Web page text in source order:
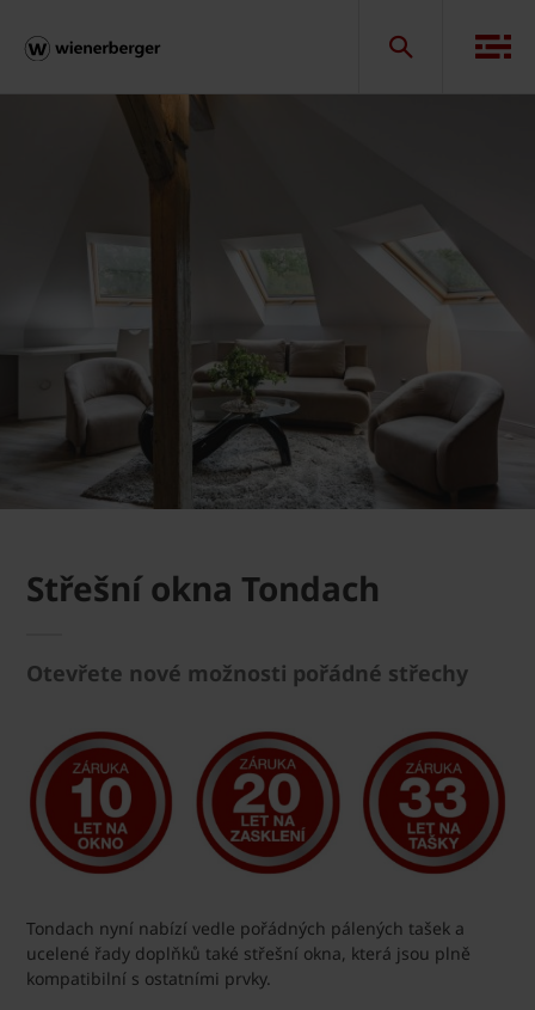
Střešní okna Tondach
Otevřete nové možnosti pořádné střechy
Tondach nyní nabízí vedle pořádných pálených tašek a
ucelené řady doplňků také střešní okna, která jsou plně
kompatibilní s ostatními prvky.